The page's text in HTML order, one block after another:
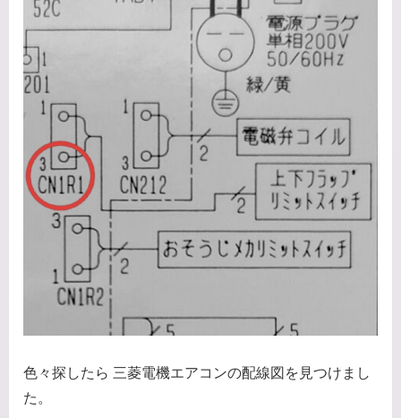
色々探したら 三菱電機エアコンの配線図を見つけまし
た。